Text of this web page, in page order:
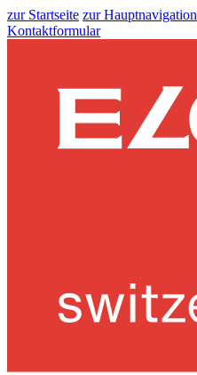
zur Startseite zur Hauptnavigation
Kontaktformular